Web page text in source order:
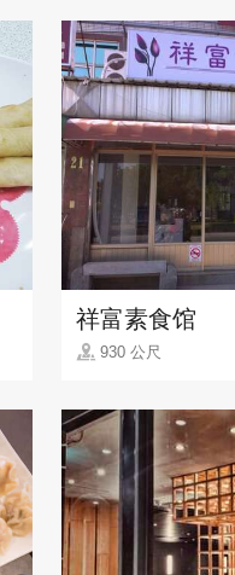
祥富素食馆
930 公尺